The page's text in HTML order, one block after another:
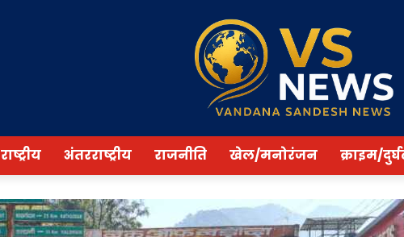
राष्ट्रीय अंतरराष्ट्रीय राजनीति खेल/मनोरंजन क्राइम/